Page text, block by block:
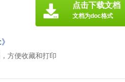
方便收藏和打印
点击下载文档
文档为doc格式